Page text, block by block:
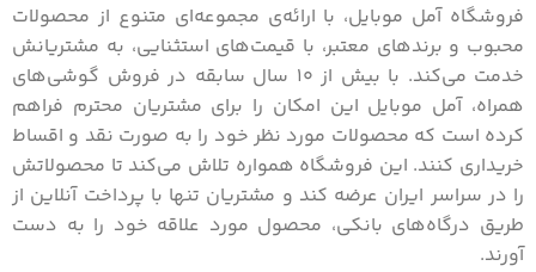
فروشگاه آمل موبایل، با ارائه‌ی مجموعه‌ای متنوع از محصولات
محبوب و برندهای معتبر، با قیمت‌های استثنایی، به مشتریانش
خدمت می‌کند. با بیش از 10 سال سابقه در فروش گوشی‌های
همراه، آمل موبایل این امکان را برای مشتریان محترم فراهم
کرده است که محصولات مورد نظر خود را به صورت نقد و اقساط
خریداری کنند. این فروشگاه همواره تلاش می‌کند تا محصولاتش
را در سراسر ایران عرضه کند و مشتریان تنها با پرداخت آنلاین از
طریق درگاه‌های بانکی، محصول مورد علاقه خود را به دست
آورند.